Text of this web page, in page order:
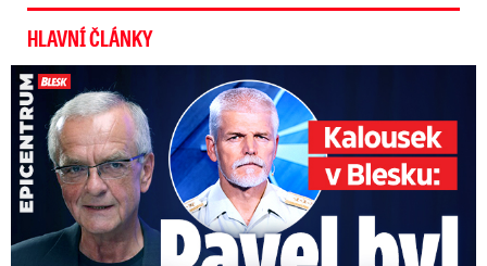
HLAVNÍ ČLÁNKY
Kalousek o prezidentovi: S Pavlem jsem se nesmířil!